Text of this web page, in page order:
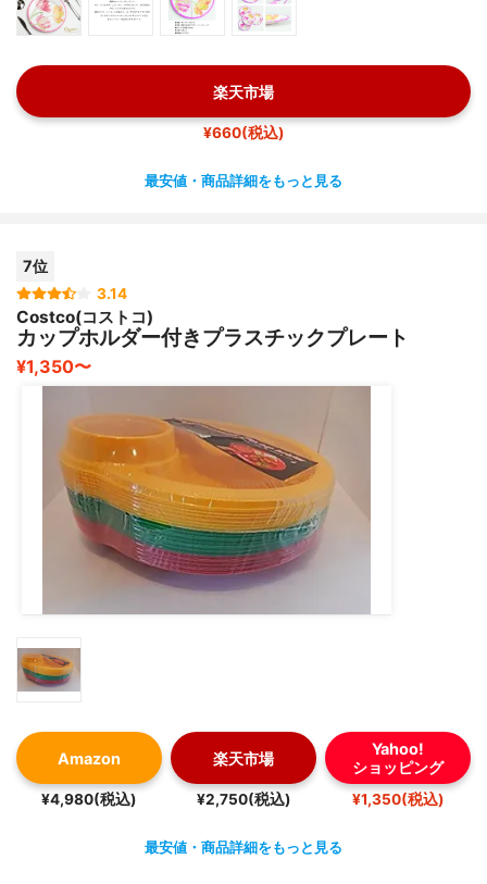
楽天市場
¥660(税込)
最安値・商品詳細をもっと見る
7位
3.14
Costco(コストコ)
カップホルダー付きプラスチックプレート
¥1,350〜
Amazon
¥4,980(税込)
楽天市場
¥2,750(税込)
Yahoo!
ショッピング
¥1,350(税込)
最安値・商品詳細をもっと見る